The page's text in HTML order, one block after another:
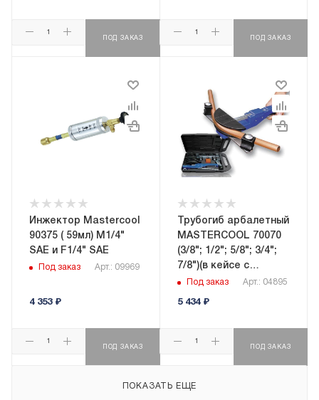
ПОД ЗАКАЗ ПОД ЗАКАЗ
Инжектор Mastercool
90375 ( 59мл) М1/4"
SAE и F1/4" SAE
Под заказ Арт.: 09969
4 353₽
ПОД ЗАКАЗ
Трубогиб арбалетный
MASTERCOOL 70070
(3/8"; 1/2"; 5/8"; 3/4";
7/8")(в кейсе с
труборезом и
Под заказ Арт.: 04895
5 434₽
ПОД ЗАКАЗ
ПОКАЗАТЬ ЕЩЕ